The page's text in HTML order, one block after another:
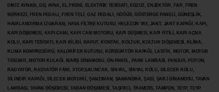
DİKİZ AYNASI, DIŞ AYNA, EL FRENİ, ELEKTRİK TESİSATI, EGZOZ, ENJEKTÖR, FAR, FREN
MERKEZİ, FREN PEDALI, FREN TELİ, GAZ PEDALI, GÖĞÜS, GÖSTERGE PANELİ, GÜNEŞLİK,
HAVALANDIRMA IZGARASI, HAVA FİLTRE KUTUSU, HELEZON YAY, JANT, JANT KAPAĞI, KAPI,
KAPI DÖŞEMESİ, KAPI CAMI, KAPI CAM MOTORU, KAPI DÜŞMESİ, KAPI FİTİLİ, KAPI AÇMA
KOLU, KAPI TESİSATI, KAPI KİLİDİ, KAPUT, KONTAK, KOLTUK, KOLTUK DÖŞEMESİ, KLİMA,
KLİMA KOMPRESÖRÜ, KALORİFER KUTUSU, KÜRBÜRTÖR KAPAĞI, LASTİK, MOTOR, MOTOR
TESİSATI, MOTOR KULAĞI, MARŞ DİNAMOSU, ÖN PANEL, PARK LAMBASI, PANJUR, PİSTON,
RADYATÖR, RADYATÖR FANI, STOP,SALINCAK, SİNYAL, SİNYAL KOLU, SİLECEK KOLU,
SİLİNDİR KAPAĞI, SİLECEK MOTORU, ŞANZIMAN, ŞAMANDRA, ŞASİ, ŞARJ DİNAMOSU, TAVAN
LAMBASI, TAVAN DÖŞEMESİ, TABAN DÖŞEMESİ, TAŞIYICI, TRAVERS, TAMPON, TEYP, TEYP